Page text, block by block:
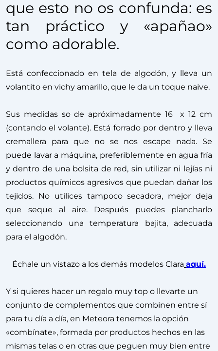
que esto no os confunda: es
tan práctico y «apañao»
como adorable.
Está confeccionado en tela de algodón, y lleva un
volantito en vichy amarillo, que le da un toque naive.
Sus medidas so de apróximadamente 16 x 12 cm
(contando el volante). Está forrado por dentro y lleva
cremallera para que no se nos escape nada. Se
puede lavar a máquina, preferiblemente en agua fría
y dentro de una bolsita de red, sin utilizar ni lejías ni
productos químicos agresivos que puedan dañar los
tejidos. No utilices tampoco secadora, mejor deja
que seque al aire. Después puedes plancharlo
seleccionando una temperatura bajita, adecuada
para el algodón.
Échale un vistazo a los demás modelos Clara aquí.
Y si quieres hacer un regalo muy top o llevarte un
conjunto de complementos que combinen entre sí
para tu día a día, en Meteora tenemos la opción
«combínate», formada por productos hechos en las
mismas telas o en otras que peguen muy bien entre